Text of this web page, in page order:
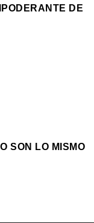
DE
SON LO MISMO